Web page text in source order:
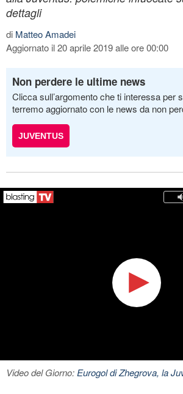
dettagli
di Matteo Amadei
Aggiornato il 20 aprile 2019 alle ore 00:00
Non perdere le ultime news
Clicca sull’argomento che ti interessa per
terremo aggiornato con le news da non
JUVENTUS
Video del Giorno:Eurogol di Zhegrova, la